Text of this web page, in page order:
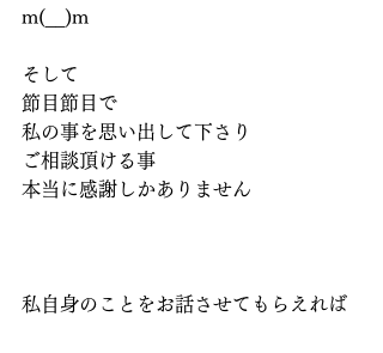
m(__)m
そして
節目節目で
私の事を思い出して下さり
ご相談頂ける事
本当に感謝しかありません
私自身のことをお話させてもらえれば